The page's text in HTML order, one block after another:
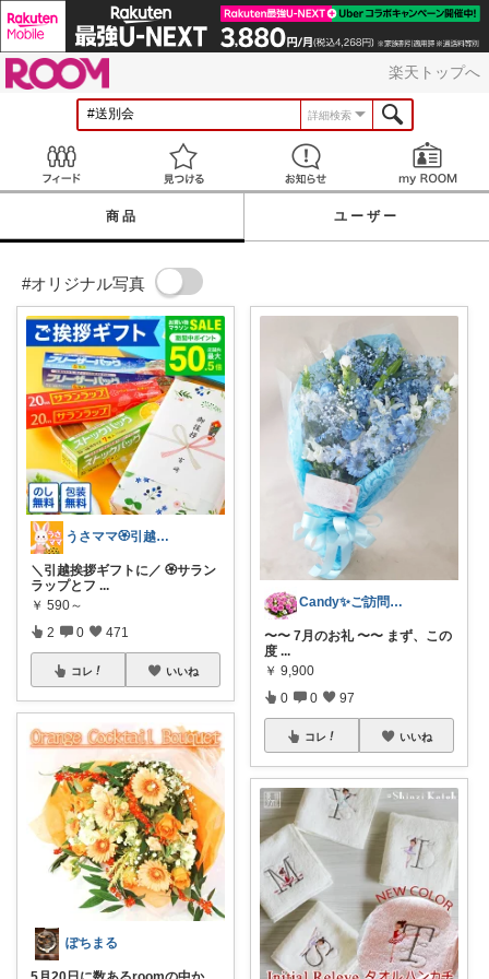
楽天トップへ
詳細検索
見つける お知らせ
商品 ユーザー
#オリジナル写真
うさママ🏵️引越ギフト&ごみ箱＆収納
＼引越挨拶ギフトに／ 🏵️サラン
ラップとフ ...
￥ 590～
2 0 471
コレ いいね
ぽちまる
Candy✨ご訪問・経由購入に日々感謝✨
〜〜 7月のお礼 〜〜 まず、この
度 ...
￥ 9,900
0 0 97
コレ いいね